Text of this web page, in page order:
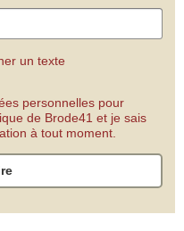
un texte
personnelles pour
de Brode41 et je sais
à tout moment.